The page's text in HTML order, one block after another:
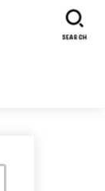
SEARCH